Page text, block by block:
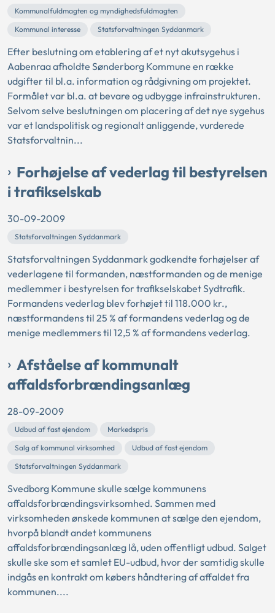
Kommunalfuldmagten og myndighedsfuldmagten
Kommunal interesse
Statsforvaltningen Syddanmark
Efter beslutning om etablering af et nyt akutsygehus i
Aabenraa afholdte Sønderborg Kommune en række
udgifter til bl.a. information og rådgivning om projektet.
Formålet var bl.a. at bevare og udbygge infrainstrukturen.
Selvom selve beslutningen om placering af det nye sygehus
var et landspolitisk og regionalt anliggende, vurderede
Statsforvaltnin...
Forhøjelse af vederlag til bestyrelsen
i trafikselskab
30-09-2009
Statsforvaltningen Syddanmark
Statsforvaltningen Syddanmark godkendte forhøjelser af
vederlagene til formanden, næstformanden og de menige
medlemmer i bestyrelsen for trafikselskabet Sydtrafik.
Formandens vederlag blev forhøjet til 118.000 kr.,
næstformandens til 25 % af formandens vederlag og de
menige medlemmers til 12,5 % af formandens vederlag.
Afståelse af kommunalt
affaldsforbrændingsanlæg
28-09-2009
Udbud af fast ejendom
Markedspris
Salg af kommunal virksomhed
Udbud af fast ejendom
Statsforvaltningen Syddanmark
Svedborg Kommune skulle sælge kommunens
affaldsforbrændingsvirksomhed. Sammen med
virksomheden ønskede kommunen at sælge den ejendom,
hvorpå blandt andet kommunens
affaldsforbrændingsanlæg lå, uden offentligt udbud. Salget
skulle ske som et samlet EU-udbud, hvor der samtidig skulle
indgås en kontrakt om købers håndtering af affaldet fra
kommunen....